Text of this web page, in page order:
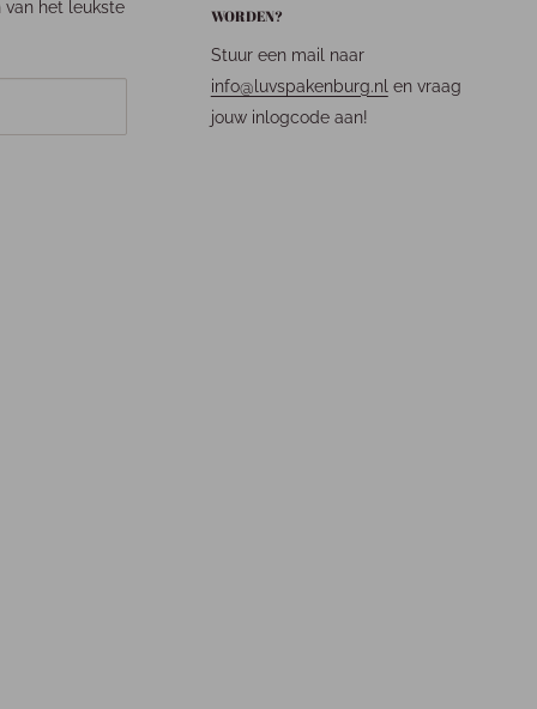
het leukste
WORDEN?
Stuur een mail naar
info@luvspakenburg.nl en vraag
jouw inlogcode aan!